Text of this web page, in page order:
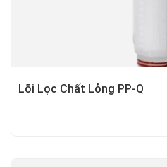
Lõi Lọc Chất Lỏng PP-Q